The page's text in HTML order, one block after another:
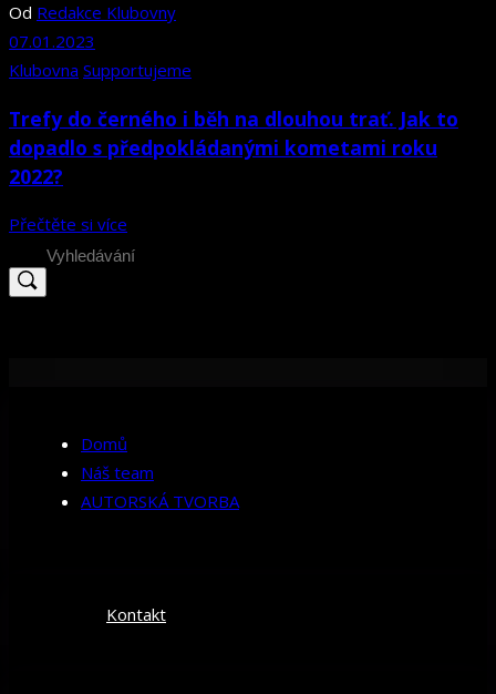
Od Redakce Klubovny
07.01.2023
Klubovna Supportujeme
Trefy do černého i běh na dlouhou trať. Jak to
dopadlo s předpokládanými kometami roku
2022?
Přečtěte si více
Search
for:
Domů
Náš team
AUTORSKÁ TVORBA
Kontakt